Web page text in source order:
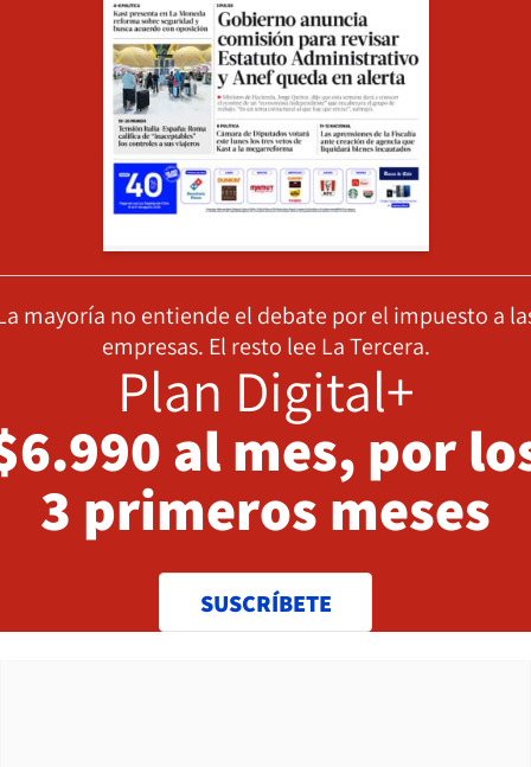
mayoría no entiende el debate por el impuesto a
empresas. El resto lee La Tercera.
Plan Digital+
al mes, por
3 primeros meses
SUSCRÍBETE